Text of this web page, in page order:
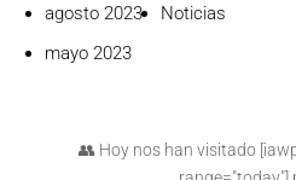
agosto 2023
mayo 2023
Noticias
👥 Hoy nos han visitado